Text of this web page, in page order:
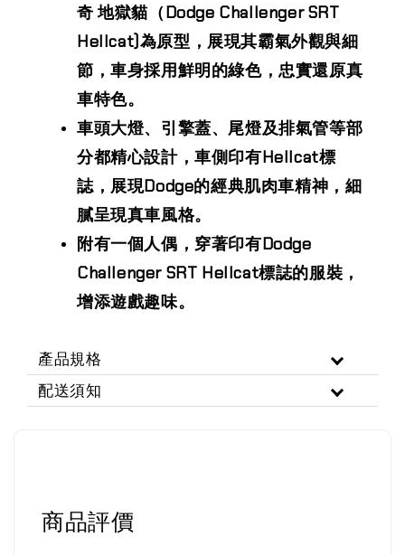
奇 地獄貓（Dodge Challenger SRT
Hellcat)為原型，展現其霸氣外觀與細
節，車身採用鮮明的綠色，忠實還原真
車特色。
車頭大燈、引擎蓋、尾燈及排氣管等部
分都精心設計，車側印有Hellcat標
誌，展現Dodge的經典肌肉車精神，細
膩呈現真車風格。
附有一個人偶，穿著印有Dodge
Challenger SRT Hellcat標誌的服裝，
增添遊戲趣味。
產品規格
配送須知
商品評價